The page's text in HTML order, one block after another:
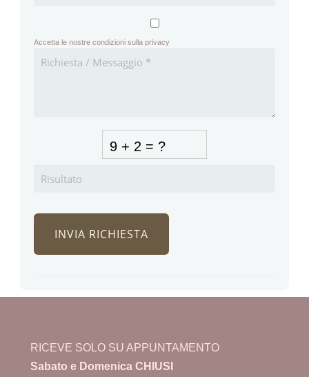
Accetta le nostre condizioni sulla privacy
RICEVE SOLO SU APPUNTAMENTO
Sabato e Domenica CHIUSI